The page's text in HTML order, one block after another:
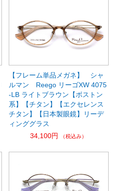
【フレーム単品メガネ】 シャ
ルマン Reego リーゴXW 4075
-LB ライトブラウン【ボストン
系】【チタン】【エクセレンス
チタン】【日本製眼鏡】リーデ
ィンググラス
34,100円
（税込み）